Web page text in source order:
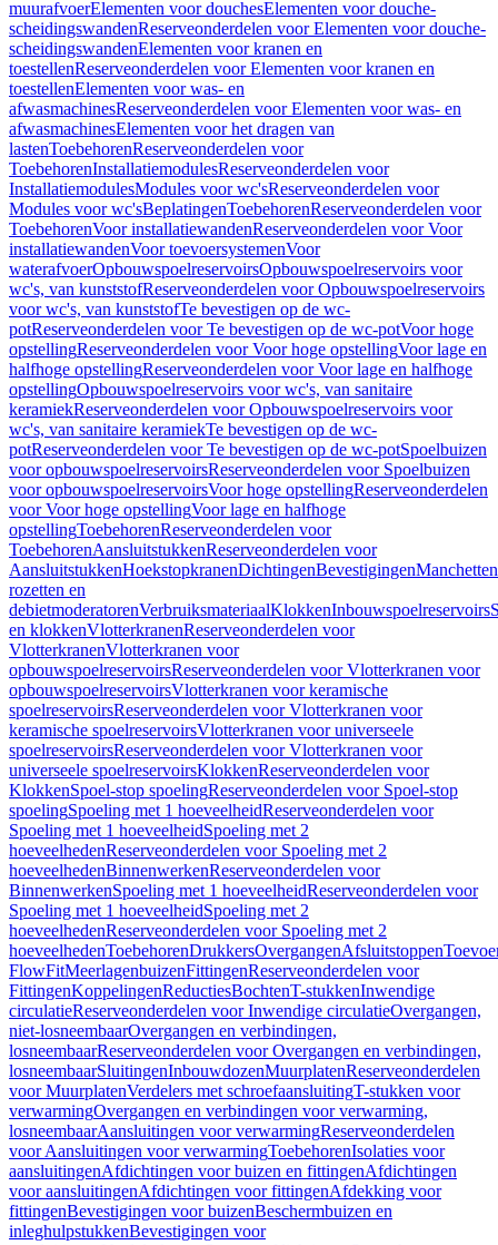
muurafvoerElementen voor douchesElementen voor douche-
scheidingswandenReserveonderdelen voor Elementen voor douche-
scheidingswandenElementen voor kranen en
toestellenReserveonderdelen voor Elementen voor kranen en
toestellenElementen voor was- en
afwasmachinesReserveonderdelen voor Elementen voor was- en
afwasmachinesElementen voor het dragen van
lastenToebehorenReserveonderdelen voor
ToebehorenInstallatiemodulesReserveonderdelen voor
InstallatiemodulesModules voor wc'sReserveonderdelen voor
Modules voor wc'sBeplatingenToebehorenReserveonderdelen voor
ToebehorenVoor installatiewandenReserveonderdelen voor Voor
installatiewandenVoor toevoersystemenVoor
waterafvoerOpbouwspoelreservoirsOpbouwspoelreservoirs voor
wc's, van kunststofReserveonderdelen voor Opbouwspoelreservoirs
voor wc's, van kunststofTe bevestigen op de wc-
potReserveonderdelen voor Te bevestigen op de wc-potVoor hoge
opstellingReserveonderdelen voor Voor hoge opstellingVoor lage en
halfhoge opstellingReserveonderdelen voor Voor lage en halfhoge
opstellingOpbouwspoelreservoirs voor wc's, van sanitaire
keramiekReserveonderdelen voor Opbouwspoelreservoirs voor
wc's, van sanitaire keramiekTe bevestigen op de wc-
potReserveonderdelen voor Te bevestigen op de wc-potSpoelbuizen
voor opbouwspoelreservoirsReserveonderdelen voor Spoelbuizen
voor opbouwspoelreservoirsVoor hoge opstellingReserveonderdelen
voor Voor hoge opstellingVoor lage en halfhoge
opstellingToebehorenReserveonderdelen voor
ToebehorenAansluitstukkenReserveonderdelen voor
AansluitstukkenHoekstopkranenDichtingenBevestigingenManchetten
rozetten en
debietmoderatorenVerbruiksmateriaalKlokkenInbouwspoelreservoirs
en klokkenVlotterkranenReserveonderdelen voor
VlotterkranenVlotterkranen voor
opbouwspoelreservoirsReserveonderdelen voor Vlotterkranen voor
opbouwspoelreservoirsVlotterkranen voor keramische
spoelreservoirsReserveonderdelen voor Vlotterkranen voor
keramische spoelreservoirsVlotterkranen voor universeele
spoelreservoirsReserveonderdelen voor Vlotterkranen voor
universeele spoelreservoirsKlokkenReserveonderdelen voor
KlokkenSpoel-stop spoelingReserveonderdelen voor Spoel-stop
spoelingSpoeling met 1 hoeveelheidReserveonderdelen voor
Spoeling met 1 hoeveelheidSpoeling met 2
hoeveelhedenReserveonderdelen voor Spoeling met 2
hoeveelhedenBinnenwerkenReserveonderdelen voor
BinnenwerkenSpoeling met 1 hoeveelheidReserveonderdelen voor
Spoeling met 1 hoeveelheidSpoeling met 2
hoeveelhedenReserveonderdelen voor Spoeling met 2
hoeveelhedenToebehorenDrukkersOvergangenAfsluitstoppen
FlowFitMeerlagenbuizenFittingenReserveonderdelen voor
FittingenKoppelingenReductiesBochtenT-stukkenInwendige
circulatieReserveonderdelen voor Inwendige circulatieOvergangen,
niet-losneembaarOvergangen en verbindingen,
losneembaarReserveonderdelen voor Overgangen en verbindingen,
losneembaarSluitingenInbouwdozenMuurplatenReserveonderdelen
voor MuurplatenVerdelers met schroefaansluitingT-stukken voor
verwarmingOvergangen en verbindingen voor verwarming,
losneembaarAansluitingen voor verwarmingReserveonderdelen
voor Aansluitingen voor verwarmingToebehorenIsolaties voor
aansluitingenAfdichtingen voor buizen en fittingenAfdichtingen
voor aansluitingenAfdichtingen voor fittingenAfdekking voor
fittingenBevestigingen voor buizenBeschermbuizen en
inleghulpstukkenBevestigingen voor